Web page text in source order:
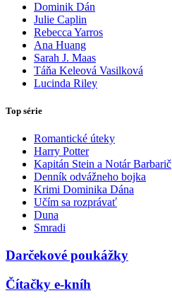
Dominik Dán
Julie Caplin
Rebecca Yarros
Ana Huang
Sarah J. Maas
Táňa Keleová Vasilková
Lucinda Riley
Top série
Romantické úteky
Harry Potter
Kapitán Stein a Notár Barbarič
Denník odvážneho bojka
Krimi Dominika Dána
Učím sa rozprávať
Duna
Smradi
Darčekové poukážky
Čítačky e-kníh